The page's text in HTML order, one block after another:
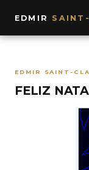
EDMIR
EDMIR SAINT-
FELIZ